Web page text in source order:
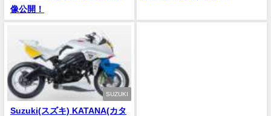
像公開！
SUZUKI
Suzuki(スズキ) KATANA(カタ